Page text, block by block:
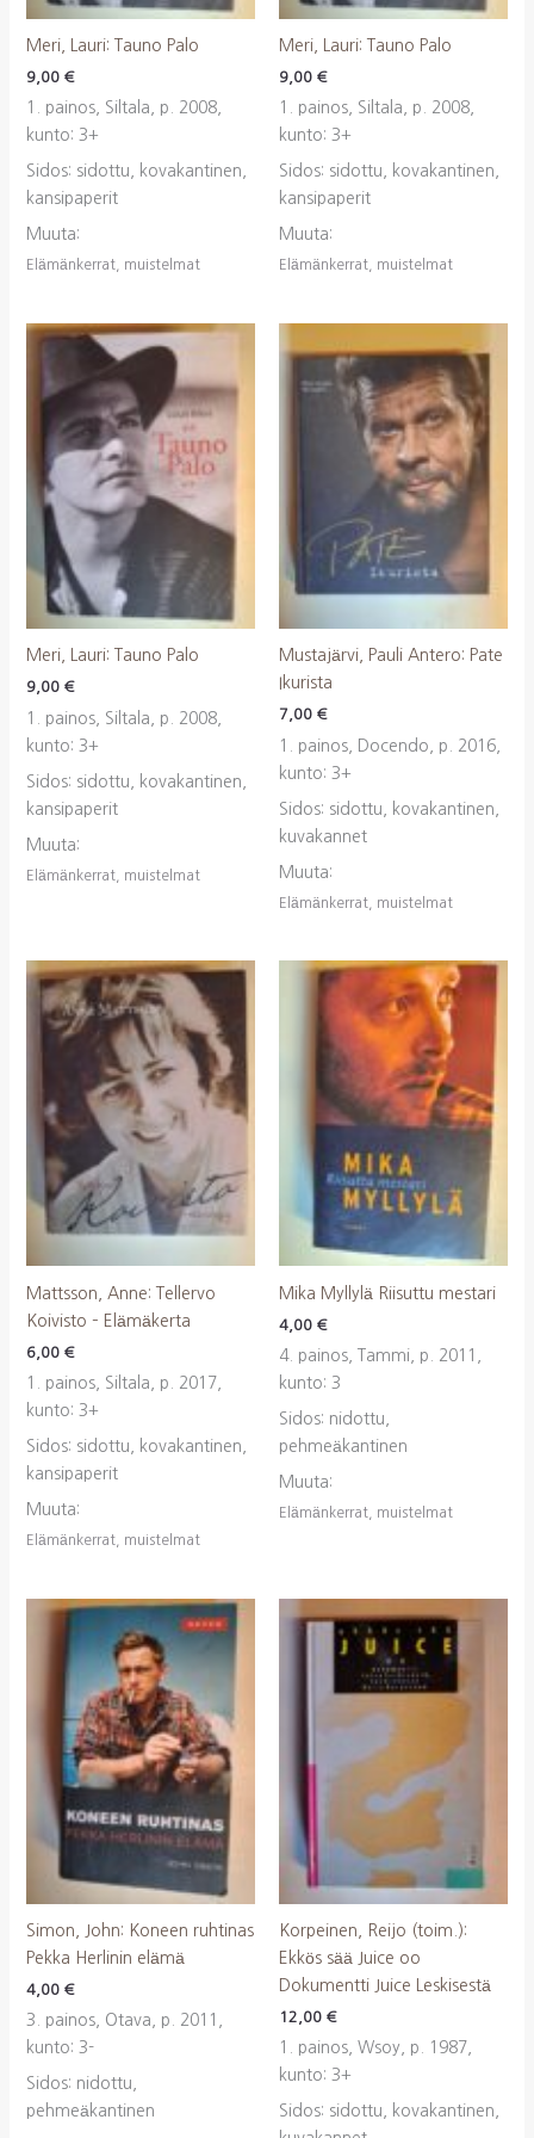
Meri, Lauri: Tauno Palo
9,00 €
1. painos, Siltala, p. 2008,
kunto: 3+
Sidos: sidottu, kovakantinen,
kansipaperit
Muuta:
Elämänkerrat, muistelmat
Meri, Lauri: Tauno Palo
9,00 €
1. painos, Siltala, p. 2008,
kunto: 3+
Sidos: sidottu, kovakantinen,
kansipaperit
Muuta:
Elämänkerrat, muistelmat
Meri, Lauri: Tauno Palo
9,00 €
1. painos, Siltala, p. 2008,
kunto: 3+
Sidos: sidottu, kovakantinen,
kansipaperit
Muuta:
Elämänkerrat, muistelmat
Mustajärvi, Pauli Antero: Pate
Ikurista
7,00 €
1. painos, Docendo, p. 2016,
kunto: 3+
Sidos: sidottu, kovakantinen,
kuvakannet
Muuta:
Elämänkerrat, muistelmat
Mattsson, Anne: Tellervo
Koivisto – Elämäkerta
6,00 €
1. painos, Siltala, p. 2017,
kunto: 3+
Sidos: sidottu, kovakantinen,
kansipaperit
Muuta:
Elämänkerrat, muistelmat
Mika Myllylä Riisuttu mestari
4,00 €
4. painos, Tammi, p. 2011,
kunto: 3
Sidos: nidottu,
pehmeäkantinen
Muuta:
Elämänkerrat, muistelmat
Simon, John: Koneen ruhtinas
Pekka Herlinin elämä
4,00 €
3. painos, Otava, p. 2011,
kunto: 3-
Sidos: nidottu,
pehmeäkantinen
Korpeinen, Reijo (toim.):
Ekkös sää Juice oo
Dokumentti Juice Leskisestä
12,00 €
1. painos, Wsoy, p. 1987,
kunto: 3+
Sidos: sidottu, kovakantinen,